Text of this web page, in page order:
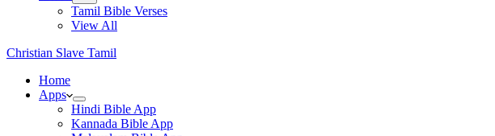
Tamil Bible Verses
View All
Christian Slave Tamil
Home
Apps
Hindi Bible App
Kannada Bible App